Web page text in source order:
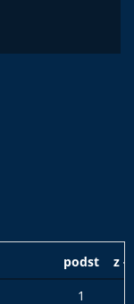
podst
z
1